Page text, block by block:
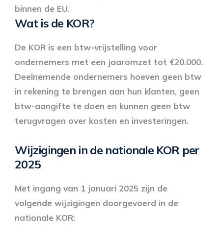
binnen de EU.
Wat is de KOR?
De KOR is een btw-vrijstelling voor
ondernemers met een jaaromzet tot €20.000.
Deelnemende ondernemers hoeven geen btw
in rekening te brengen aan hun klanten, geen
btw-aangifte te doen en kunnen geen btw
terugvragen over kosten en investeringen.
Wijzigingen in de nationale KOR per
2025
Met ingang van 1 januari 2025 zijn de
volgende wijzigingen doorgevoerd in de
nationale KOR: